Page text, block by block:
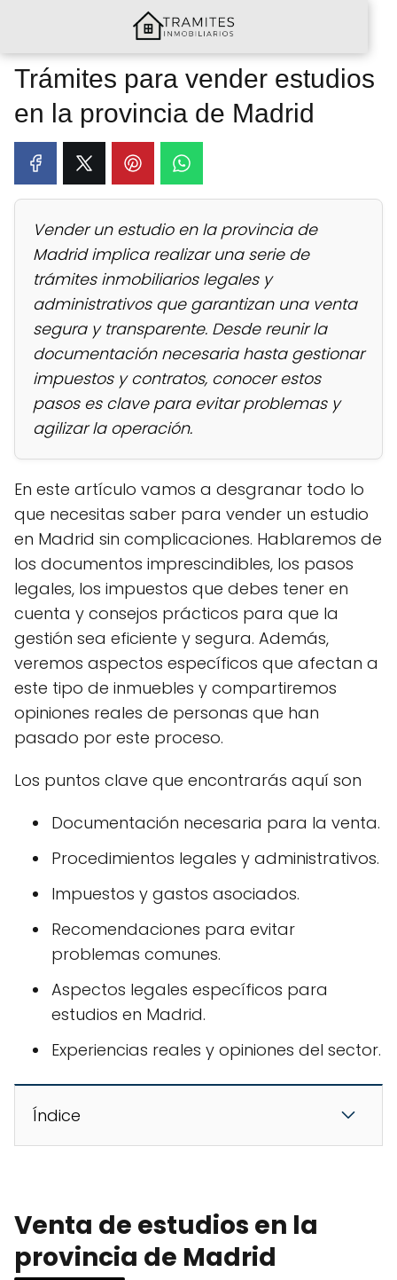
Trámites para vender estudios
en la provincia de Madrid
Vender un estudio en la provincia de
Madrid implica realizar una serie de
trámites inmobiliarios legales y
administrativos que garantizan una venta
segura y transparente. Desde reunir la
documentación necesaria hasta gestionar
impuestos y contratos, conocer estos
pasos es clave para evitar problemas y
agilizar la operación.
En este artículo vamos a desgranar todo lo
que necesitas saber para vender un estudio
en Madrid sin complicaciones. Hablaremos de
los documentos imprescindibles, los pasos
legales, los impuestos que debes tener en
cuenta y consejos prácticos para que la
gestión sea eficiente y segura. Además,
veremos aspectos específicos que afectan a
este tipo de inmuebles y compartiremos
opiniones reales de personas que han
pasado por este proceso.
Los puntos clave que encontrarás aquí son
Documentación necesaria para la venta.
Procedimientos legales y administrativos.
Impuestos y gastos asociados.
Recomendaciones para evitar
problemas comunes.
Aspectos legales específicos para
estudios en Madrid.
Experiencias reales y opiniones del sector.
Índice
Venta de estudios en la
provincia de Madrid